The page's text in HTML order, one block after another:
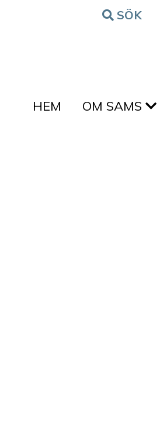
Hoppa till innehålletSÖK
HEM OM SAMS